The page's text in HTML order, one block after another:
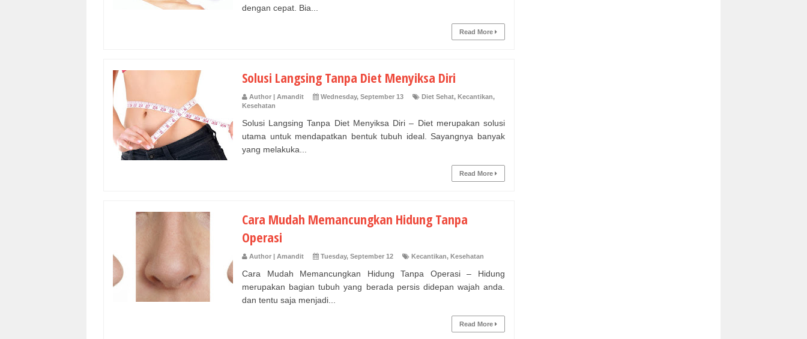
dengan cepat. Bia...
Read More
Solusi Langsing Tanpa Diet Menyiksa Diri
Author | Amandit Wednesday, September 13 Diet Sehat, Kecantikan,
Kesehatan
Solusi Langsing Tanpa Diet Menyiksa Diri – Diet merupakan solusi
utama untuk mendapatkan bentuk tubuh ideal. Sayangnya banyak
yang melakuka...
Read More
Cara Mudah Memancungkan Hidung Tanpa
Operasi
Author | Amandit Tuesday, September 12 Kecantikan, Kesehatan
Cara Mudah Memancungkan Hidung Tanpa Operasi – Hidung
merupakan bagian tubuh yang berada persis didepan wajah anda.
dan tentu saja menjadi...
Read More